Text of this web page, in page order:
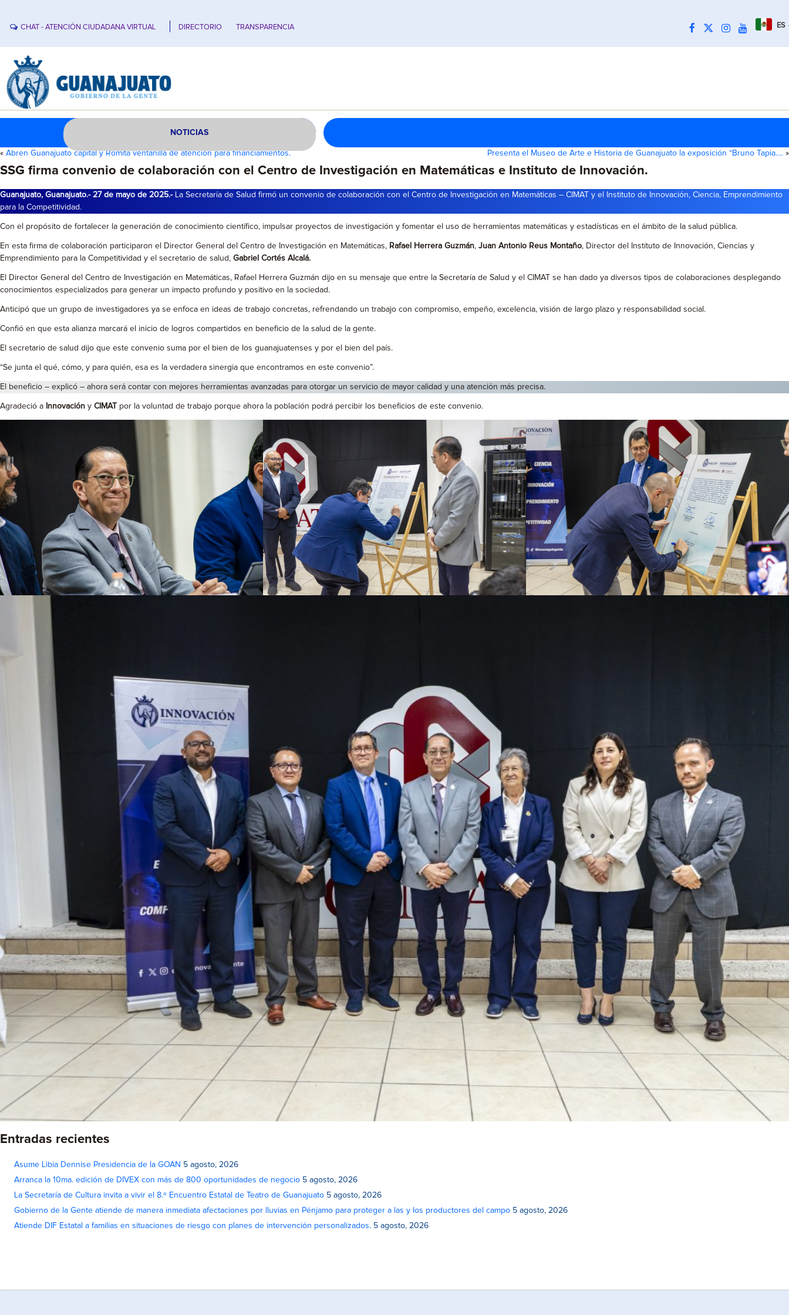
CHAT - ATENCIÓN CIUDADANA VIRTUAL DIRECTORIO TRANSPARENCIA ES
NOTICIAS
« Abren Guanajuato capital y Romita ventanilla de atención para financiamientos. Presenta el Museo de Arte e Historia de Guanajuato la exposición “Bruno Tapia.… »
SSG firma convenio de colaboración con el Centro de Investigación en Matemáticas e Instituto de Innovación.
Guanajuato, Guanajuato.- 27 de mayo de 2025.-La Secretaría de Salud firmó un convenio de colaboración con el Centro de Investigación en Matemáticas – CIMAT y el Instituto de Innovación, Ciencia, Emprendimiento
para la Competitividad.
Con el propósito de fortalecer la generación de conocimiento científico, impulsar proyectos de investigación y fomentar el uso de herramientas matemáticas y estadísticas en el ámbito de la salud pública.
En esta firma de colaboración participaron el Director General del Centro de Investigación en Matemáticas, Rafael Herrera Guzmán, Juan Antonio Reus Montaño, Director del Instituto de Innovación, Ciencias y
Emprendimiento para la Competitividad y el secretario de salud, Gabriel Cortés Alcalá.
El Director General del Centro de Investigación en Matemáticas, Rafael Herrera Guzmán dijo en su mensaje que entre la Secretaría de Salud y el CIMAT se han dado ya diversos tipos de colaboraciones desplegando
conocimientos especializados para generar un impacto profundo y positivo en la sociedad.
Anticipó que un grupo de investigadores ya se enfoca en ideas de trabajo concretas, refrendando un trabajo con compromiso, empeño, excelencia, visión de largo plazo y responsabilidad social.
Confió en que esta alianza marcará el inicio de logros compartidos en beneficio de la salud de la gente.
El secretario de salud dijo que este convenio suma por el bien de los guanajuatenses y por el bien del país.
“Se junta el qué, cómo, y para quién, esa es la verdadera sinergia que encontramos en este convenio”.
El beneficio – explicó – ahora será contar con mejores herramientas avanzadas para otorgar un servicio de mayor calidad y una atención más precisa.
Agradeció a Innovación y CIMAT por la voluntad de trabajo porque ahora la población podrá percibir los beneficios de este convenio.
Entradas recientes
Asume Libia Dennise Presidencia de la GOAN 5 agosto, 2026
Arranca la 10ma. edición de DIVEX con más de 800 oportunidades de negocio 5 agosto, 2026
La Secretaría de Cultura invita a vivir el 8.º Encuentro Estatal de Teatro de Guanajuato 5 agosto, 2026
Gobierno de la Gente atiende de manera inmediata afectaciones por lluvias en Pénjamo para proteger a las y los productores del campo 5 agosto, 2026
Atiende DIF Estatal a familias en situaciones de riesgo con planes de intervención personalizados. 5 agosto, 2026